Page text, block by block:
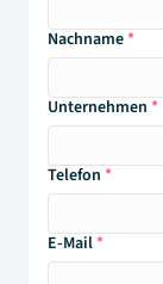
Nachname
Unternehmen
Telefon
E-Mail